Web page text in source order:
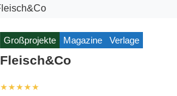
Großprojekte Magazine Verlage
Fleisch&Co
★★★★★